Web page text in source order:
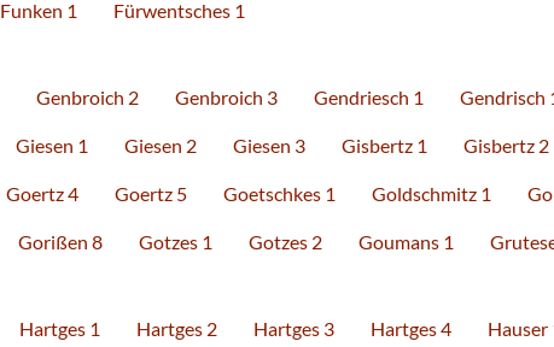
Funken 1 Fürwentsches 1
Genbroich 2 Genbroich 3 Gendriesch 1 Gendrisch
Giesen 1 Giesen 2 Giesen 3 Gisbertz 1 Gisbertz 2
Goertz 4 Goertz 5 Goetschkes 1 Goldschmitz 1
Gorißen 8 Gotzes 1 Gotzes 2 Goumans 1
Hartges 1 Hartges 2 Hartges 3 Hartges 4 Hauser